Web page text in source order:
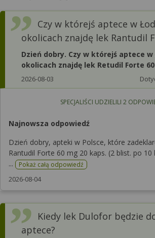
Czy w którejś aptece w
okolicach znajdę lek Rantudil
Dzień dobry. Czy w którejś aptece w
okolicach znajdę lek Retudil Forte
2026-08-03
SPECJALIŚCI UDZIELILI 2
Najnowsza odpowiedź
Dzień dobry, apteki w Polsce, które
Rantudil Forte 60 mg 20 kaps. (2 blist. po 10
...
Pokaż całą odpowiedź
2026-08-04
Kiedy lek Dulofor będzie
aptece?